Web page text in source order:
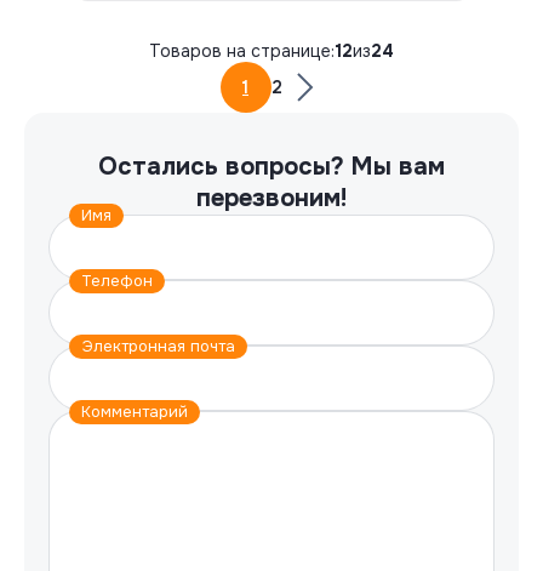
Товаров на странице:12из24
1
2
Остались вопросы? Мы вам
перезвоним!
Имя
Телефон
Электронная почта
Комментарий